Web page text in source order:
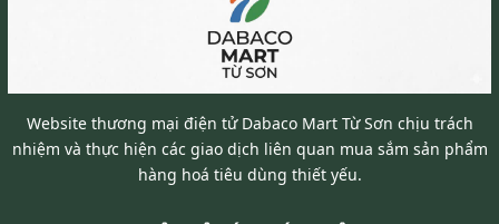
Website thương mại điện tử Dabaco Mart Từ Sơn chịu trách
nhiệm và thực hiện các giao dịch liên quan mua sắm sản phẩm
hàng hoá tiêu dùng thiết yếu.